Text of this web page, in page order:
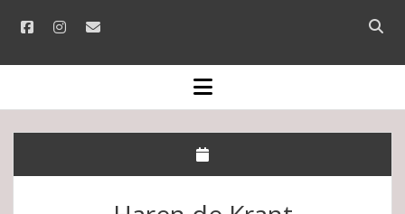
facebookinstagram
email
Open
bar
open
menu